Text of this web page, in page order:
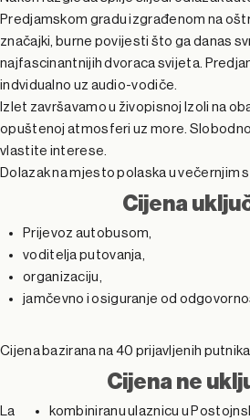
Predjamskom gradu izgrađenom na
značajki, burne povijesti što ga danas
najfascinantnijih dvoraca svijeta.
indvidualno uz audio-vodiče.
Izlet završavamo u živopisnoj Izoli na
opuštenoj atmosferi uz more.
vlastite interese.
Dolazak na mjesto polaska u večernjim
Cijena
Prijevoz autobusom,
voditelja putovanja,
organizaciju,
jamčevno i osiguranje od
Cijena bazirana na 40 prijavljenih
Cijena ne
La
kombiniranu ulaznicu u